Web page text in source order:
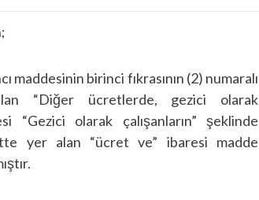
maddesinin birinci fıkrasının (2) numaralı
“Diğer ücretlerde, gezici olarak
“Gezici olarak çalışanların” şeklinde
yer alan “ücret ve” ibaresi madde